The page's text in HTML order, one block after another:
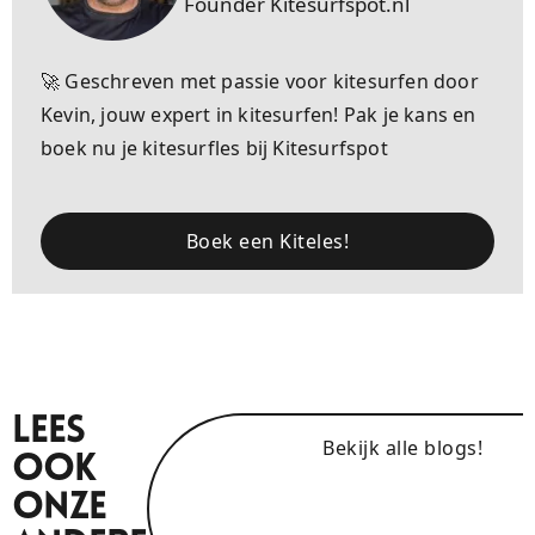
🚀 Geschreven met passie voor kitesurfen door
Kevin, jouw expert in kitesurfen! Pak je kans en
boek nu je kitesurfles bij Kitesurfspot
Boek een Kiteles!
Lees
Ook
Onze
Bekijk alle blogs!